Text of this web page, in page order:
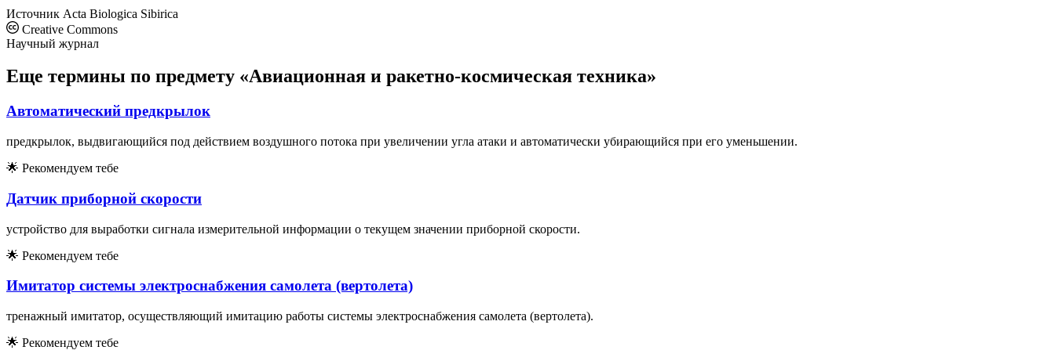
Источник Acta Biologica Sibirica
Creative Commons
Научный журнал
Еще термины по предмету «Авиационная и ракетно-космическая техника»
Автоматический предкрылок
предкрылок, выдвигающийся под действием воздушного потока при увеличении угла атаки и автоматически убирающийся при его уменьшении.
🌟 Рекомендуем тебе
Датчик приборной скорости
устройство для выработки сигнала измерительной информации о текущем значении приборной скорости.
🌟 Рекомендуем тебе
Имитатор системы электроснабжения самолета (вертолета)
тренажный имитатор, осуществляющий имитацию работы системы электроснабжения самолета (вертолета).
🌟 Рекомендуем тебе